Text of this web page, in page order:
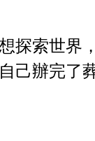
探索世界
己辦完了葬